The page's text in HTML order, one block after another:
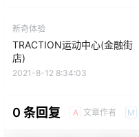
新奇体验
TRACTION运动中心(金融街
店)
2021-8-12 8:34:03
0 条回复 A 文章作者 M